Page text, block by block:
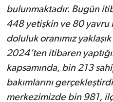
bulunmaktadır. Bugün
448 yetişkin ve 80 yavru
doluluk oranımız
2024’ten itibaren
kapsamında, bin 213
bakımlarını
merkezimizde bin 981,